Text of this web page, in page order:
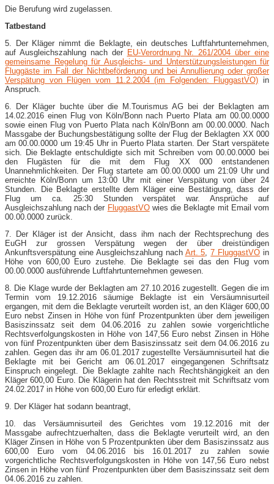
Die Berufung wird zugelassen.
Tatbestand
5. Der Kläger nimmt die Beklagte, ein deutsches Luftfahrtunternehmen,
auf Ausgleichszahlung nach der EU-Verordnung Nr. 261/2004 über eine
gemeinsame Regelung für Ausgleichs- und Unterstützungsleistungen für
Fluggäste im Fall der Nichtbeförderung und bei Annullierung oder großer
Verspätung von Flügen vom 11.2.2004 (im Folgenden: FluggastVO) in
Anspruch.
6. Der Kläger buchte über die M.Tourismus AG bei der Beklagten am
14.02.2016 einen Flug von Köln/Bonn nach Puerto Plata am 00.00.0000
sowie einen Flug von Puerto Plata nach Köln/Bonn am 00.00.0000. Nach
Massgabe der Buchungsbestätigung sollte der Flug der Beklagten XX 000
am 00.00.0000 um 19:45 Uhr in Puerto Plata starten. Der Start verspätete
sich. Die Beklagte entschuldigte sich mit Schreiben vom 00.00.0000 bei
den Flugästen für die mit dem Flug XX 000 entstandenen
Unannehmlichkeiten. Der Flug startete am 00.00.0000 um 21:09 Uhr und
erreichte Köln/Bonn um 13:00 Uhr mit einer Verspätung von über 24
Stunden. Die Beklagte erstellte dem Kläger eine Bestätigung, dass der
Flug um ca. 25:30 Stunden verspätet war. Ansprüche auf
Ausgleichszahlung nach der FluggastVOwies die Beklagte mit Email vom
00.00.0000 zurück.
7. Der Kläger ist der Ansicht, dass ihm nach der Rechtsprechung des
EuGH zur grossen Verspätung wegen der über dreistündigen
Ankunftsverspätung eine Ausgleichszahlung nach Art. 5 ,7 FluggastVO in
Höhe von 600,00 Euro zustehe. Die Beklagte sei das den Flug vom
00.00.0000 ausführende Luftfahrtunternehmen gewesen.
8. Die Klage wurde der Beklagten am 27.10.2016 zugestellt. Gegen die im
Termin vom 19.12.2016 säumige Beklagte ist ein Versäumnisurteil
ergangen, mit dem die Beklagte verurteilt worden ist, an den Kläger 600,00
Euro nebst Zinsen in Höhe von fünf Prozentpunkten über dem jeweiligen
Basiszinssatz seit dem 04.06.2016 zu zahlen sowie vorgerichtliche
Rechtsverfolgungskosten in Höhe von 147,56 Euro nebst Zinsen in Höhe
von fünf Prozentpunkten über dem Basiszinssatz seit dem 04.06.2016 zu
zahlen. Gegen das ihr am 06.01.2017 zugestellte Versäumnisurteil hat die
Beklagte mit bei Gericht am 06.01.2017 eingegangenen Schriftsatz
Einspruch eingelegt. Die Beklagte zahlte nach Rechtshängigkeit an den
Kläger 600,00 Euro. Die Klägerin hat den Rechtsstreit mit Schriftsatz vom
24.02.2017 in Höhe von 600,00 Euro für erledigt erklärt.
9. Der Kläger hat sodann beantragt,
10. das Versäumnisurteil des Gerichtes vom 19.12.2016 mit der
Massgabe aufrechtzuerhalten, dass die Beklagte verurteilt wird, an den
Kläger Zinsen in Höhe von 5 Prozentpunkten über dem Basiszinssatz aus
600,00 Euro vom 04.06.2016 bis 16.01.2017 zu zahlen sowie
vorgerichtliche Rechtsverfolgungskosten in Höhe von 147,56 Euro nebst
Zinsen in Höhe von fünf Prozentpunkten über dem Basiszinssatz seit dem
04.06.2016 zu zahlen.